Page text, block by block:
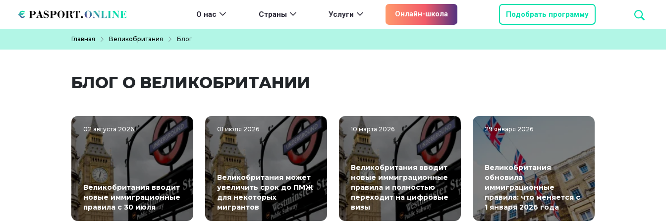
Main navigation
О нас Страны Услуги Онлайн-школа Подобрать программу
Главная Великобритания Блог
БЛОГ О ВЕЛИКОБРИТАНИИ
02 августа 2026
Великобритания вводит
новые иммиграционные
правила с 30 июля
01 июля 2026
Великобритания может
увеличить срок до ПМЖ
для некоторых
мигрантов
10 марта 2026
Великобритания вводит
новые иммиграционные
правила и полностью
переходит на цифровые
визы
29 января 2026
Великобритания
обновила
иммиграционные
правила: что меняется с
1 января 2026 года